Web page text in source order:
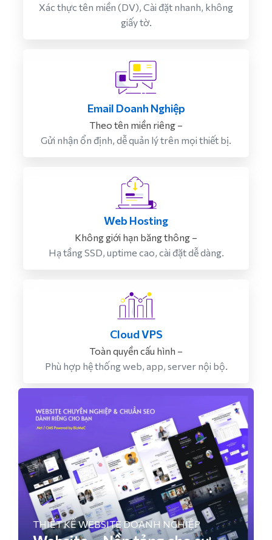
Xác thực tên miền (DV), Cài đặt nhanh, không
giấy tờ.
Email Doanh Nghiệp
Theo tên miền riêng –
Gửi nhận ổn định, dễ quản lý trên mọi thiết bị.
Web Hosting
Không giới hạn băng thông –
Hạ tầng SSD, uptime cao, cài đặt dễ dàng.
Cloud VPS
Toàn quyền cấu hình –
Phù hợp hệ thống web, app, server nội bộ.
THIẾT KẾ WEBSITE DOANH NGHIỆP